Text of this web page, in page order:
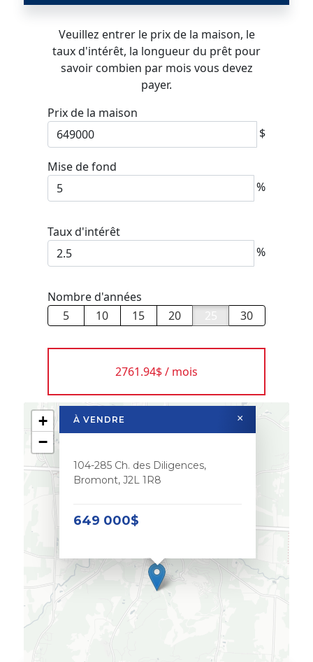
Veuillez entrer le prix de la maison, le
taux d'intérêt, la longueur du prêt pour
savoir combien par mois vous devez
payer.
Prix de la maison
$
Mise de fond
%
Taux d'intérêt
%
Nombre d'années
5
10 15 20 25 30
2761.94$ / mois
À VENDRE
104-285 Ch. des Diligences,
Bromont, J2L 1R8
649 000$
×
+
−